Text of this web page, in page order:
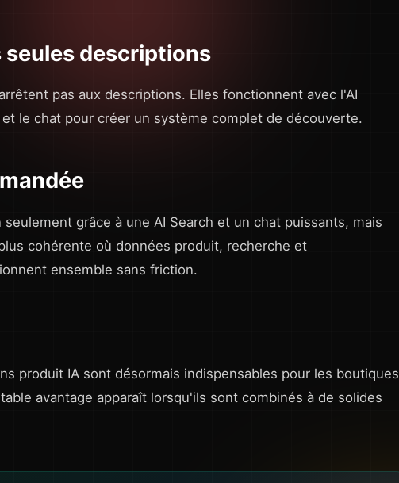
seules descriptions
pas aux descriptions. Elles fonctionnent avec l'AI
le chat pour créer un système complet de découverte.
grâce à une AI Search et un chat puissants, mais
cohérente où données produit, recherche et
ensemble sans friction.
produit IA sont désormais indispensables pour les boutiques
avantage apparaît lorsqu'ils sont combinés à de solides